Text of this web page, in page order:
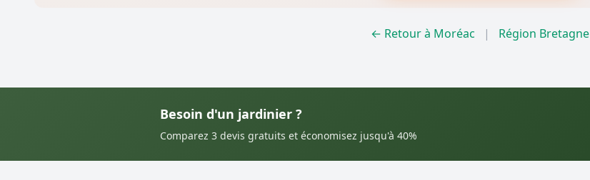
← Retour à Moréac | Région Bretagne
Besoin d'un jardinier ?
Comparez 3 devis gratuits et économisez jusqu'à 40%